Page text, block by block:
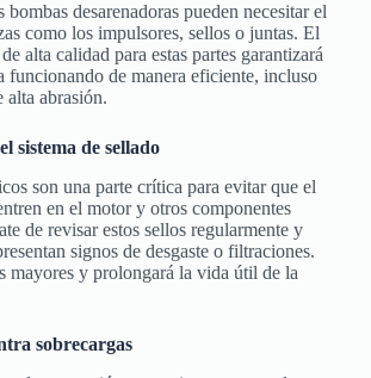
desarenadoras pueden necesitar el
como los impulsores, sellos o juntas. El
alta calidad para estas partes garantizará
funcionando de manera eficiente, incluso
alta abrasión.
sistema de sellado
son una parte crítica para evitar que el
en el motor y otros componentes
de revisar estos sellos regularmente y
signos de desgaste o filtraciones.
mayores y prolongará la vida útil de la
sobrecargas